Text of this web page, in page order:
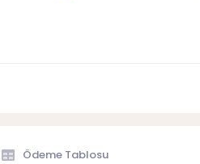
Ödeme Tablosu